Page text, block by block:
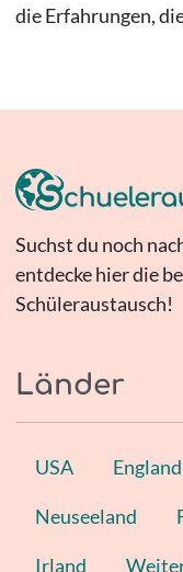
die Erfahrungen,
Suchst du noch
entdecke hier die
Schüleraustausch!
Länder
USA England
Neuseeland
Irland